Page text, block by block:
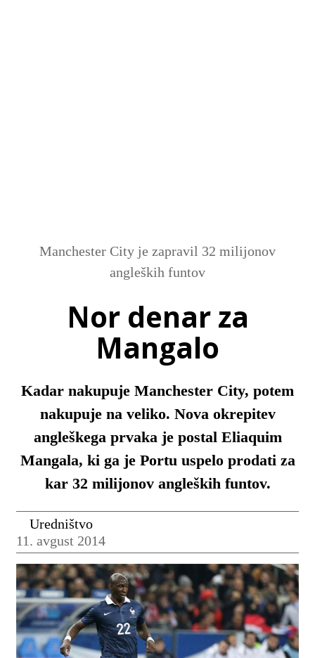
Manchester City je zapravil 32 milijonov
angleških funtov
Nor denar za
Mangalo
Kadar nakupuje Manchester City, potem
nakupuje na veliko. Nova okrepitev
angleškega prvaka je postal Eliaquim
Mangala, ki ga je Portu uspelo prodati za
kar 32 milijonov angleških funtov.
Uredništvo
11. avgust 2014